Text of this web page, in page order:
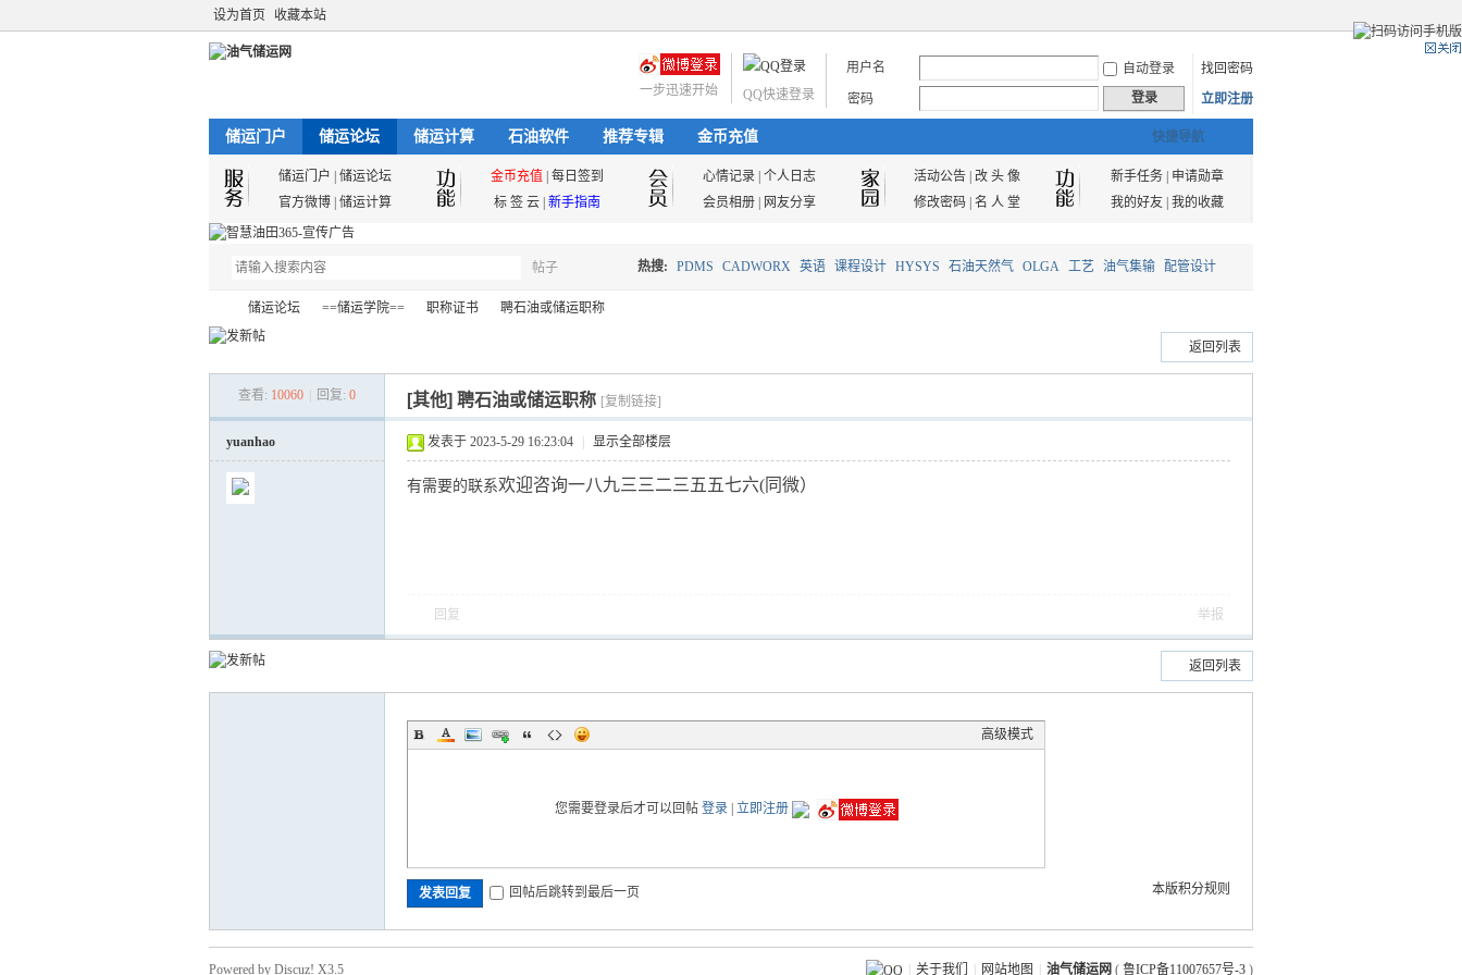
设为首页 收藏本站
用户名 自动登录
找回密码
密码
登录 立即注册
QQ快速登录
一步迅速开始
快捷导航
储运门户 储运论坛 储运计算 石油软件 推荐专辑 金币充值
储运门户 储运论坛 金币充值 每日签到 心情记录 个人日志 活动公告| 改 头 像 新手任务|
申请勋章
官方微博 储运计算 标 签 云 新手指南 会员相册 网友分享 修改密码| 名 人 堂 我的好友| 我的收藏
帖子
索
热搜: PDMS CADWORX 英语 课程设计 HYSYS 石油天然气 OLGA 工艺 油气集输 配管设计
储运论坛
›
==储运学院== 职称证书
›
聘石油或储运职称
返回列表
查看: 10060 回复: 0 [其他] 聘石油或储运职称 [复制链接]
yuanhao 发表于 2023-5-29 16:23:04 显示全部楼层
有需要的联系欢迎咨询一八九三三二三五五七六(同微）
回复 举报
返回列表
高级模式
您需要登录后才可以回帖 登录| 立即注册
本版积分规则
发表回复 回帖后跳转到最后一页
关于我们 网站地图 油气储运网 ( 鲁ICP备11007657号-3 )
Powered by Discuz! X3.5